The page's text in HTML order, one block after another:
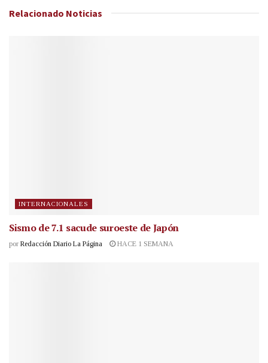
Relacionado Noticias
INTERNACIONALES
Sismo de 7.1 sacude suroeste de Japón
por Redacción Diario La Página HACE 1 SEMANA